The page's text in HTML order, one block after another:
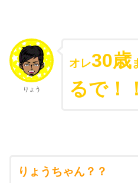
りょう
オレ30歳
るで！！
りょうちゃん？？